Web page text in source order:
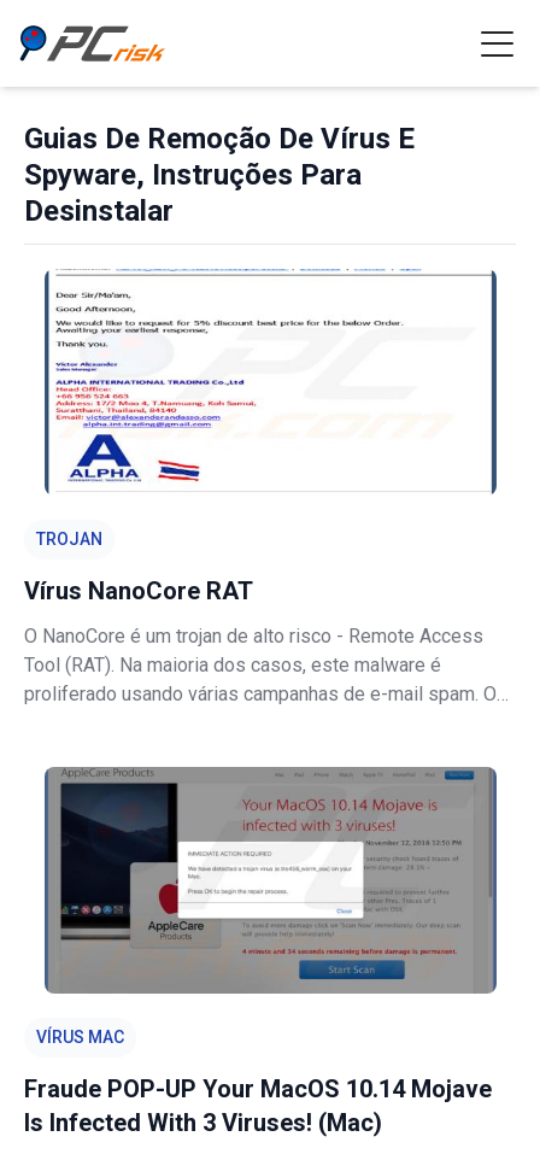
Guias De Remoção De Vírus E
Spyware, Instruções Para
Desinstalar
TROJAN
Vírus NanoCore RAT
O NanoCore é um trojan de alto risco - Remote Access
Tool (RAT). Na maioria dos casos, este malware é
proliferado usando várias campanhas de e-mail spam. Os
ficheiros infectam imediatamente
VÍRUS MAC
Fraude POP-UP Your MacOS 10.14 Mojave
Is Infected With 3 Viruses! (Mac)